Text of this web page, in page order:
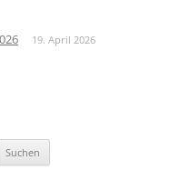
19. April 2026